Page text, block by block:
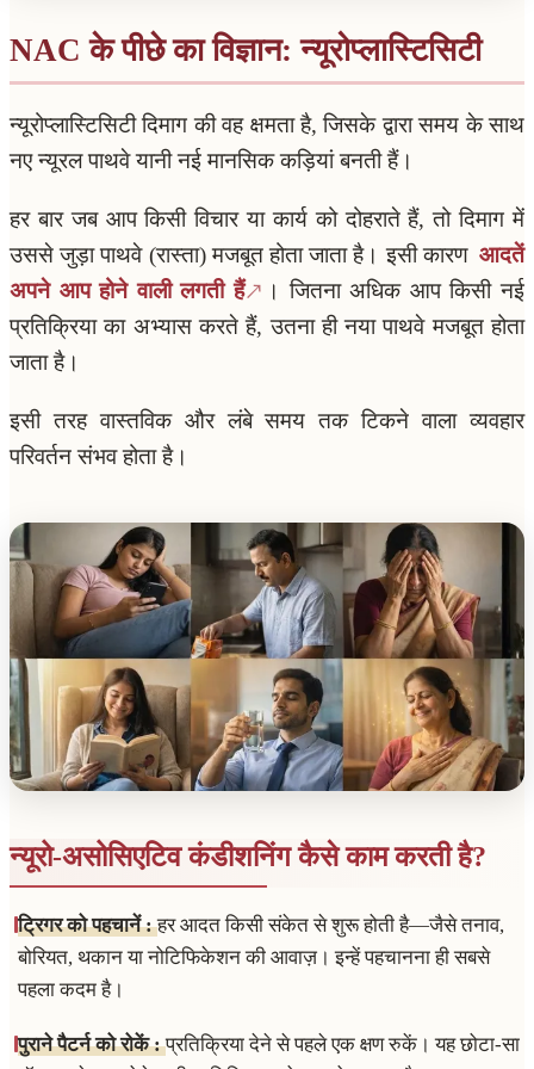
NAC के पीछे का विज्ञान: न्यूरोप्लास्टिसिटी
न्यूरोप्लास्टिसिटी दिमाग की वह क्षमता है, जिसके द्वारा समय के साथ
नए न्यूरल पाथवे यानी नई मानसिक कड़ियां बनती हैं।
हर बार जब आप किसी विचार या कार्य को दोहराते हैं, तो दिमाग में
उससे जुड़ा पाथवे (रास्ता) मजबूत होता जाता है। इसी कारण आदतें
अपने आप होने वाली लगती हैं
। जितना अधिक आप किसी नई
प्रतिक्रिया का अभ्यास करते हैं, उतना ही नया पाथवे मजबूत होता
जाता है।
इसी तरह वास्तविक और लंबे समय तक टिकने वाला व्यवहार
परिवर्तन संभव होता है।
न्यूरो-असोसिएटिव कंडीशनिंग कैसे काम करती है?
ट्रिगर को पहचानें :हर आदत किसी संकेत से शुरू होती है—जैसे तनाव,
बोरियत, थकान या नोटिफिकेशन की आवाज़। इन्हें पहचानना ही सबसे
पहला कदम है।
पुराने पैटर्न को रोकें :प्रतिक्रिया देने से पहले एक क्षण रुकें। यह छोटा-सा